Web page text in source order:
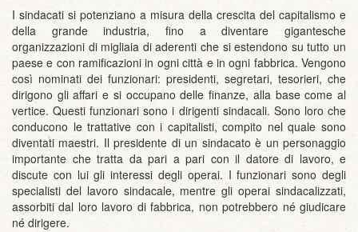
I sindacati si potenziano a misura della crescita del capitalismo e
della grande industria, fino a diventare gigantesche
organizzazioni di migliaia di aderenti che si estendono su tutto un
paese e con ramificazioni in ogni città e in ogni fabbrica. Vengono
così nominati dei funzionari: presidenti, segretari, tesorieri, che
dirigono gli affari e si occupano delle finanze, alla base come al
vertice. Questi funzionari sono i dirigenti sindacali. Sono loro che
conducono le trattative con i capitalisti, compito nel quale sono
diventati maestri. Il presidente di un sindacato è un personaggio
importante che tratta da pari a pari con il datore di lavoro, e
discute con lui gli interessi degli operai. I funzionari sono degli
specialisti del lavoro sindacale, mentre gli operai sindacalizzati,
assorbiti dal loro lavoro di fabbrica, non potrebbero né giudicare
né dirigere.